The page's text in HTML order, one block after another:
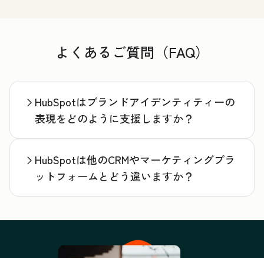
よくあるご質問（FAQ）
HubSpotはブランドアイデンティティーの
表現をどのように支援しますか？
HubSpotは他のCRMやマーケティングプラ
ットフォームとどう違いますか？